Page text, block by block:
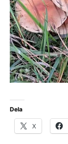
Dela
X